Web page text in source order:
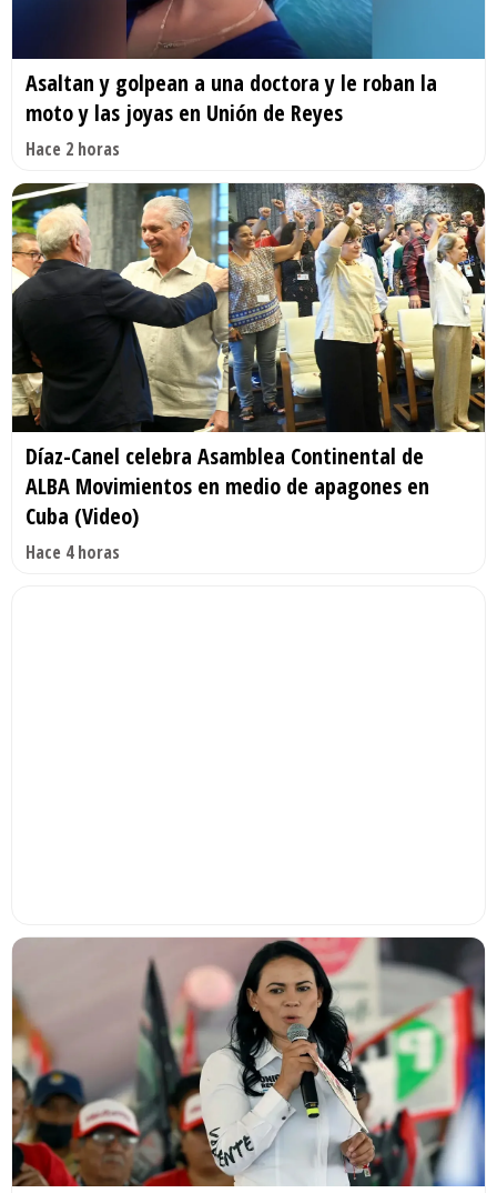
Asaltan y golpean a una doctora y le roban la
moto y las joyas en Unión de Reyes
Hace 2 horas
Díaz-Canel celebra Asamblea Continental de
ALBA Movimientos en medio de apagones en
Cuba (Video)
Hace 4 horas